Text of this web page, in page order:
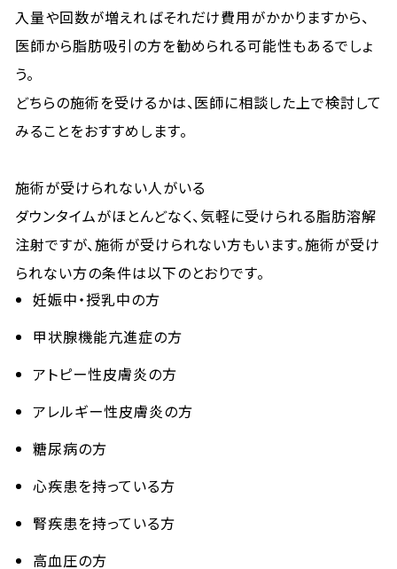
入量や回数が増えればそれだけ費用がかかりますから、
医師から脂肪吸引の方を勧められる可能性もあるでしょ
う。
どちらの施術を受けるかは、医師に相談した上で検討して
みることをおすすめします。
施術が受けられない人がいる
ダウンタイムがほとんどなく、気軽に受けられる脂肪溶解
注射ですが、施術が受けられない方もいます。施術が受け
られない方の条件は以下のとおりです。
妊娠中・授乳中の方
甲状腺機能亢進症の方
アトピー性皮膚炎の方
アレルギー性皮膚炎の方
糖尿病の方
心疾患を持っている方
腎疾患を持っている方
高血圧の方